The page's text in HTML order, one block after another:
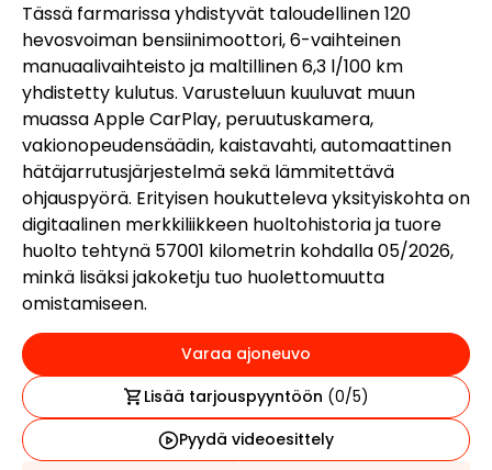
Tässä farmarissa yhdistyvät taloudellinen 120
hevosvoiman bensiinimoottori, 6-vaihteinen
manuaalivaihteisto ja maltillinen 6,3 l/100 km
yhdistetty kulutus. Varusteluun kuuluvat muun
muassa Apple CarPlay, peruutuskamera,
vakionopeudensäädin, kaistavahti, automaattinen
hätäjarrutusjärjestelmä sekä lämmitettävä
ohjauspyörä. Erityisen houkutteleva yksityiskohta on
digitaalinen merkkiliikkeen huoltohistoria ja tuore
huolto tehtynä 57001 kilometrin kohdalla 05/2026,
minkä lisäksi jakoketju tuo huolettomuutta
omistamiseen.
Varaa ajoneuvo
Lisää tarjouspyyntöön (0/5)
Pyydä videoesittely